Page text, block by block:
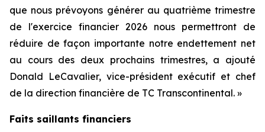
que nous prévoyons générer au quatrième trimestre
de l'exercice financier 2026 nous permettront de
réduire de façon importante notre endettement net
au cours des deux prochains trimestres, a ajouté
Donald LeCavalier, vice-président exécutif et chef
de la direction financière de TC Transcontinental. »
Faits saillants financiers